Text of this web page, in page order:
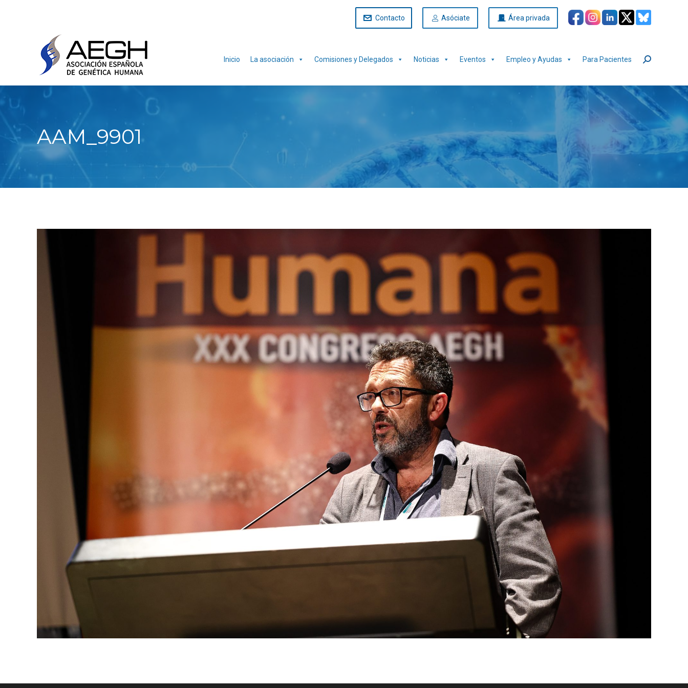
Contacto Asóciate Área privada
Inicio La asociación Comisiones y Delegados Noticias Eventos Empleo y Ayudas Para Pacientes Buscar:
AAM_9901